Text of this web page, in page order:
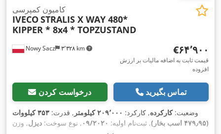
Nowy Sacz ۳٬۳۲۸ km
کامیون کمپرسی
IVECOSTRALIS X WAY 480*
KIPPER * 8x4 * TOPZUSTAND
‎€۶۴٬۹۰۰
قیمت ثابت به اضافه مالیات بر ارزش
افزوده
درخواست کردن تماس بگیرید
وضعیت:کارکرده, کارکرد: ۲۰۹٬۰۰۰ کیلومتر , قدرت:
۳۵۳ کیلووات
(۴۷۹٫۹۵ اسب بخار)
, ثبت‌نام اولیه: ۰۹/۲۰۲۰ , نوع سوخت: دیزل, وزن